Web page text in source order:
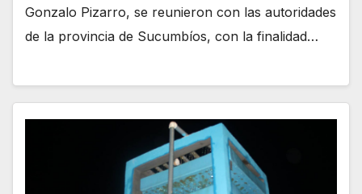
Gonzalo Pizarro, se reunieron con las autoridades
de la provincia de Sucumbíos, con la finalidad…